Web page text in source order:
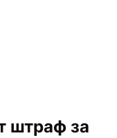
штраф за